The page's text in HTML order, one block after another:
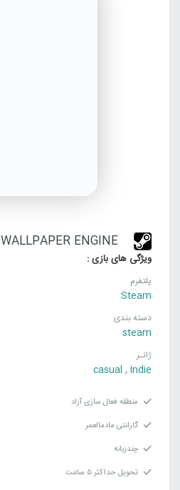
WALLPAPER ENGINE
ویژگی های بازی :
پلتفرم
Steam
دسته بندی
steam
ژانـر
casual , Indie
منطقه فعال سازی آزاد
گارانتی مادمالعمر
چندزبانه
تحویل حداکثر ۵ ساعت